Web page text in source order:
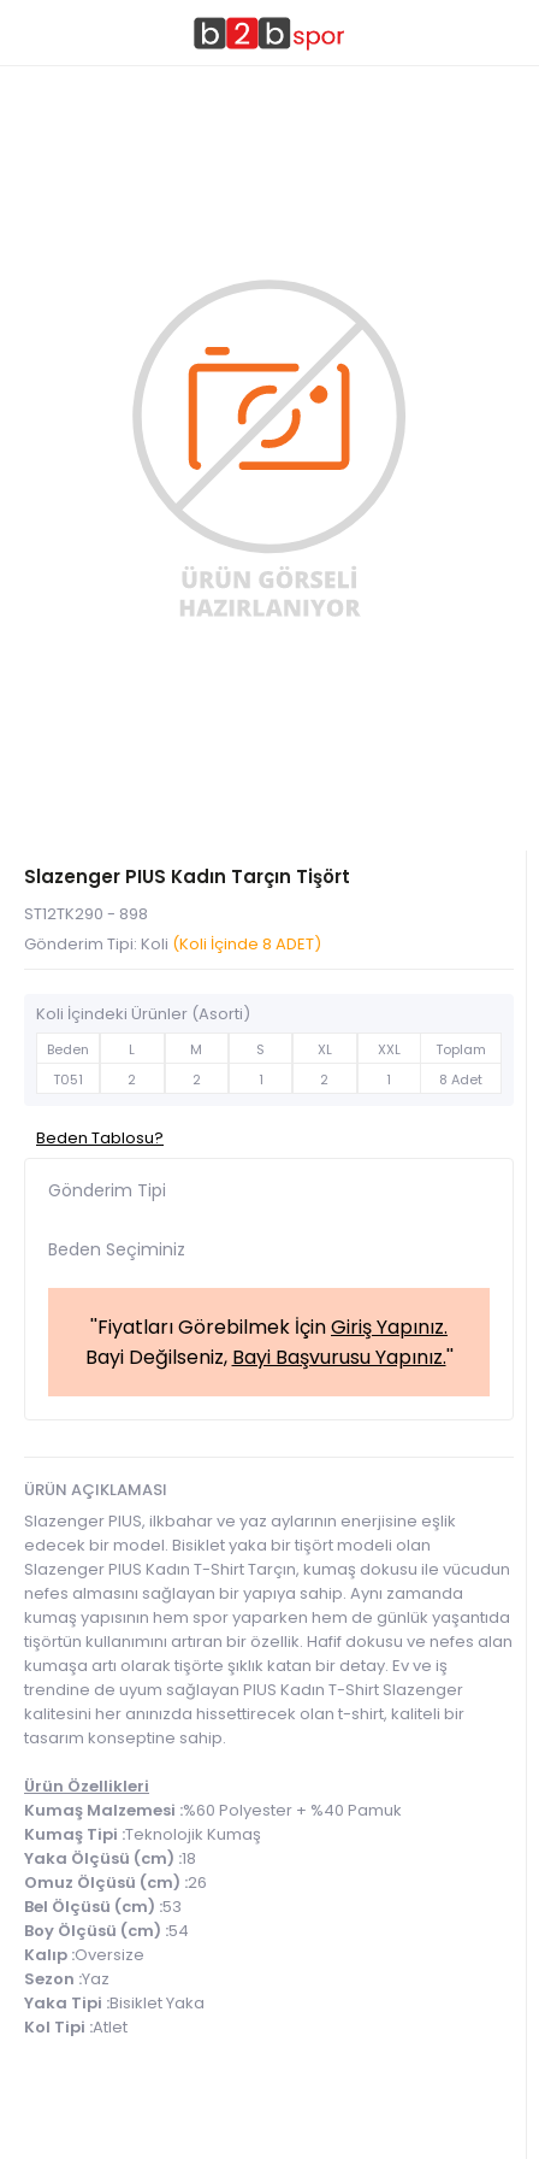
Slazenger PIUS Kadın Tarçın Tişört
ST12TK290 - 898
Gönderim Tipi: Koli (Koli İçinde 8 ADET)
Koli İçindeki Ürünler (Asorti)
Beden L M S XL XXL
Toplam
T051
2 2 1 2 1 8 Adet
Beden Tablosu?
Gönderim Tipi
Beden Seçiminiz
''Fiyatları Görebilmek İçinGiriş Yapınız.
Bayi Değilseniz, Bayi Başvurusu Yapınız.''
ÜRÜN AÇIKLAMASI
Slazenger PIUS, ilkbahar ve yaz aylarının enerjisine eşlik
edecek bir model. Bisiklet yaka bir tişört modeli olan
Slazenger PIUS Kadın T-Shirt Tarçın, kumaş dokusu ile vücudun
nefes almasını sağlayan bir yapıya sahip. Aynı zamanda
kumaş yapısının hem spor yaparken hem de günlük yaşantıda
tişörtün kullanımını artıran bir özellik. Hafif dokusu ve nefes alan
kumaşa artı olarak tişörte şıklık katan bir detay. Ev ve iş
trendine de uyum sağlayan PIUS Kadın T-Shirt Slazenger
kalitesini her anınızda hissettirecek olan t-shirt, kaliteli bir
tasarım konseptine sahip.
Ürün Özellikleri
Kumaş Malzemesi :%60 Polyester + %40 Pamuk
Kumaş Tipi :Teknolojik Kumaş
Yaka Ölçüsü (cm) :18
Omuz Ölçüsü (cm) :26
Bel Ölçüsü (cm) :53
Boy Ölçüsü (cm) :54
Kalıp :Oversize
Sezon :Yaz
Yaka Tipi :Bisiklet Yaka
Kol Tipi :Atlet